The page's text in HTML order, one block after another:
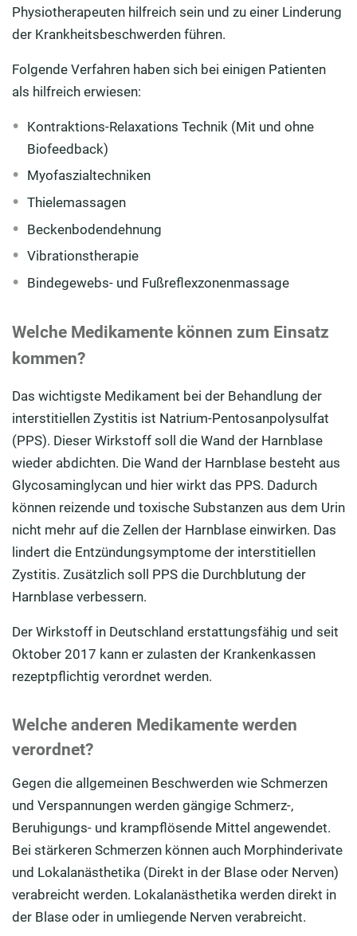
Physiotherapeuten hilfreich sein und zu einer Linderung
der Krankheitsbeschwerden führen.
Folgende Verfahren haben sich bei einigen Patienten
als hilfreich erwiesen:
Kontraktions-Relaxations Technik (Mit und ohne
Biofeedback)
Myofaszialtechniken
Thielemassagen
Beckenbodendehnung
Vibrationstherapie
Bindegewebs- und Fußreflexzonenmassage
Welche Medikamente können zum Einsatz
kommen?
Das wichtigste Medikament bei der Behandlung der
interstitiellen Zystitis ist Natrium-Pentosanpolysulfat
(PPS). Dieser Wirkstoff soll die Wand der Harnblase
wieder abdichten. Die Wand der Harnblase besteht aus
Glycosaminglycan und hier wirkt das PPS. Dadurch
können reizende und toxische Substanzen aus dem Urin
nicht mehr auf die Zellen der Harnblase einwirken. Das
lindert die Entzündungsymptome der interstitiellen
Zystitis. Zusätzlich soll PPS die Durchblutung der
Harnblase verbessern.
Der Wirkstoff in Deutschland erstattungsfähig und seit
Oktober 2017 kann er zulasten der Krankenkassen
rezeptpflichtig verordnet werden.
Welche anderen Medikamente werden
verordnet?
Gegen die allgemeinen Beschwerden wie Schmerzen
und Verspannungen werden gängige Schmerz-,
Beruhigungs- und krampflösende Mittel angewendet.
Bei stärkeren Schmerzen können auch Morphinderivate
und Lokalanästhetika (Direkt in der Blase oder Nerven)
verabreicht werden. Lokalanästhetika werden direkt in
der Blase oder in umliegende Nerven verabreicht.